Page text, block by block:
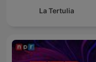
La Tertulia